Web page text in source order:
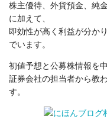
株主優待、外貨預金、純
に加えて、
即効性が高く利益が分か
でいます。
初値予想と公募株情報を中
証券会社の担当者から教
す。